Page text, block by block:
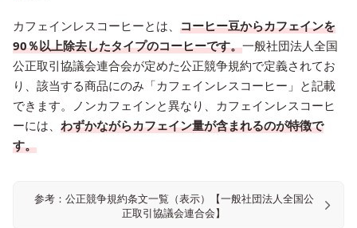
カフェインレスコーヒーとは、 コーヒー豆からカフェインを
90％以上除去したタイプのコーヒーです。一般社団法人全国
公正取引協議会連合会が定めた公正競争規約で定義されてお
り、該当する商品にのみ「カフェインレスコーヒー」と記載
できます。ノンカフェインと異なり、カフェインレスコーヒ
ーには、 わずかながらカフェイン量が含まれるのが特徴で
す。
参考：公正競争規約条文一覧（表示）【一般社団法人全国公
正取引協議会連合会】